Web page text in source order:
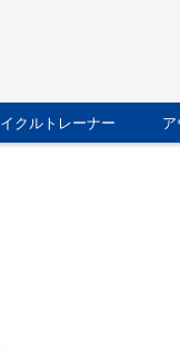
クルトレーナー